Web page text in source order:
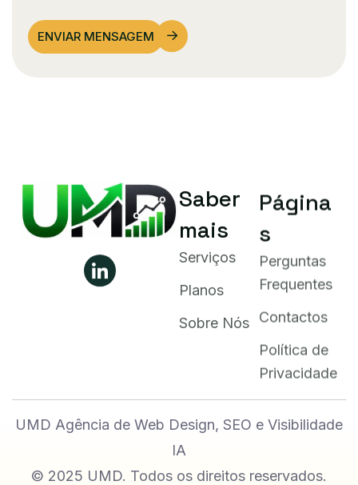
ENVIAR MENSAGEM
Saber
mais
Serviços
Planos
Sobre Nós
Página
s
Perguntas
Frequentes
Contactos
Política de
Privacidade
UMD Agência de Web Design, SEO e Visibilidade
IA
© 2025 UMD. Todos os direitos reservados.